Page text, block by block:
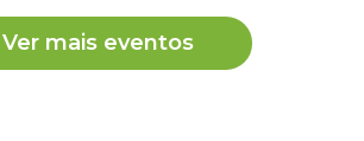
Ver mais eventos